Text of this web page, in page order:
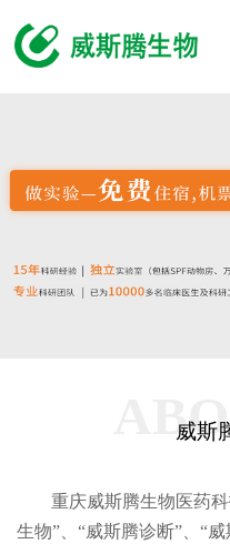
威斯
重庆威斯腾生物医药
生物”、“威斯腾诊断”、“